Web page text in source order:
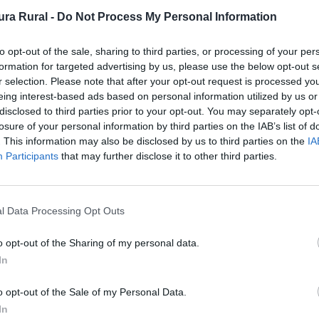
Rural - Do Not Process My Personal Information
opt-out of the sale, sharing to third parties, or processing of your
for targeted advertising by us, please use the below opt-out
selection. Please note that after your opt-out request is processed
interest-based ads based on personal information utilized by us
to third parties prior to your opt-out. You may separately
of your personal information by third parties on the IAB’s list of
This information may also be disclosed by us to third parties on the
Participants that may further disclose it to other third parties.
Data Processing Opt Outs
opt-out of the Sharing of my personal data.
opt-out of the Sale of my Personal Data.
Orientación en
Dificultad en el
Desplazamiento
2
Cantidad de
Esfuerzo
5
Nº de etapas 3
de La Serena de este a oeste. La ruta presenta
bastante más abrupto y serrano que el de la